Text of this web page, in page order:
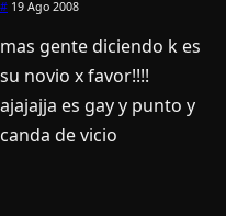
# 19 Ago 2008
mas gente diciendo k es
su novio x favor!!!!
ajajajja es gay y punto y
canda de vicio